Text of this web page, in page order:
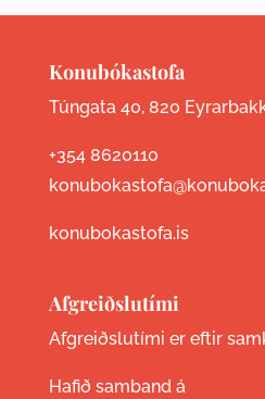
Konubókastofa
Túngata 40, 820
+354 8620110
konubokastofa.is
Afgreiðslutími
Afgreiðslutími er eftir
Hafið samband á